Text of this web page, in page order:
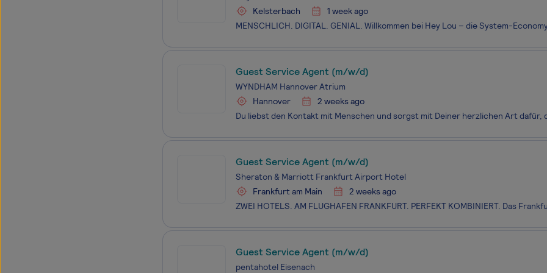
Kelsterbach
1 week ago
Guest Service Agent (m/w/d)
WYNDHAM Hannover Atrium
Hannover
2 weeks ago
Guest Service Agent (m/w/d)
Sheraton & Marriott Frankfurt Airport Hotel
Frankfurt am Main
2 weeks ago
Guest Service Agent (m/w/d)
pentahotel Eisenach